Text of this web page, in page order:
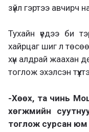
зүйл гэртээ авчирч
Тухайн үедээ би
хайрцаг шиг л
хүн алдрай жаахан
тоглож эхэлсэн
-Хөөх, та чинь
хөгжмийн
тоглож сурсан юм